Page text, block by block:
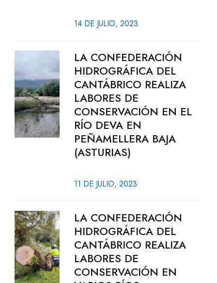
14 DE JULIO, 2023
LA CONFEDERACIÓN
HIDROGRÁFICA DEL
CANTÁBRICO REALIZA
LABORES DE
CONSERVACIÓN EN EL
RÍO DEVA EN
PEÑAMELLERA BAJA
(ASTURIAS)
11 DE JULIO, 2023
LA CONFEDERACIÓN
HIDROGRÁFICA DEL
CANTÁBRICO REALIZA
LABORES DE
CONSERVACIÓN EN